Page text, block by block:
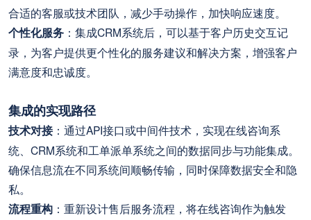
合适的客服或技术团队，减少手动操作，加快响应速度。
个性化服务 ：集成CRM系统后，可以基于客户历史交互记
录，为客户提供更个性化的服务建议和解决方案，增强客户
满意度和忠诚度。
集成的实现路径
技术对接 ：通过API接口或中间件技术，实现在线咨询系
统、CRM系统和工单派单系统之间的数据同步与功能集成。
确保信息流在不同系统间顺畅传输，同时保障数据安全和隐
私。
流程重构 ：重新设计售后服务流程，将在线咨询作为触发